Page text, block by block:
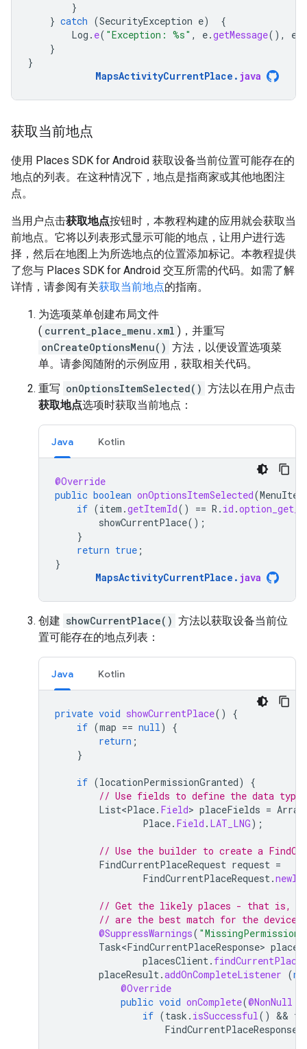
}
} catch (SecurityException e)
{
Log . e( "Exception: %s" , e.getMessage(), e
}
}
MapsActivityCurrentPlace . java
获取当前地点
使用 Places SDK for Android 获取设备当前位置可能存在的
地点的列表。在这种情况下，地点是指商家或其他地图注
点。
当用户点击获取地点按钮时，本教程构建的应用就会获取当
前地点。它将以列表形式显示可能的地点，让用户进行选
择，然后在地图上为所选地点的位置添加标记。本教程提供
了您与 Places SDK for Android 交互所需的代码。如需了解
详情，请参阅有关获取当前地点的指南。
为选项菜单创建布局文件
( current_place_menu.xml )，并重写
onCreateOptionsMenu() 方法，以便设置选项菜
单。请参阅随附的示例应用，获取相关代码。
重写 onOptionsItemSelected() 方法以在用户点击
获取地点选项时获取当前地点：
Java Kotlin
@Override
public boolean onOptionsItemSelected(MenuItem
if (item .getItemId() == R . id .
showCurrentPlace();
}
return true ;
}
MapsActivityCurrentPlace . java
创建 showCurrentPlace() 方法以获取设备当前位
置可能存在的地点列表：
Java Kotlin
private void showCurrentPlace()
{
if (map == null )
{
return ;
}
if (locationPermissionGranted)
{
// Use fields to define the data
List<Place. Field> placeFields =
Place. Field . LAT_LNG);
// Use the builder to create a
FindCurrentPlaceRequest request =
FindCurrentPlaceRequest .
// Get the likely places - that is,
// are the best match for the
@SuppressWarnings( "MissingPermission"
Task<FindCurrentPlaceResponse>
placesClient . findCurrentPlace
placeResult .addOnCompleteListener (
@Override
public void onComplete(@NonNull
if (task . isSuccessful () &&
FindCurrentPlaceResponse